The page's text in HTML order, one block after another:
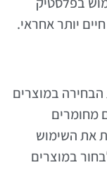
יותר אחראי.
הבחירה במוצרים
מחומרים
את השימוש
במוצרים